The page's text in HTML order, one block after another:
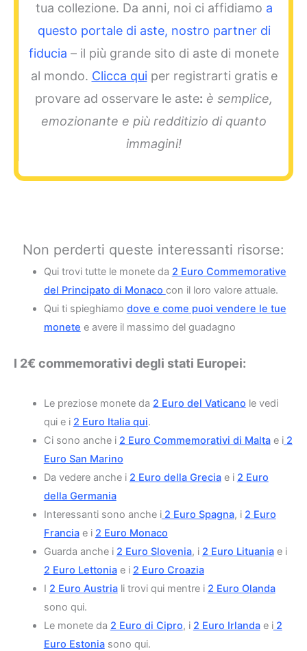
tua collezione. Da anni, noi ci affidiamo a
questo portale di aste, nostro partner di
fiducia – il più grande sito di aste di monete
al mondo. Clicca qui per registrarti gratis e
provare ad osservare le aste: è semplice,
emozionante e più redditizio di quanto
immagini!
Non perderti queste interessanti risorse:
Qui trovi tutte le monete da 2 Euro Commemorative
del Principato di Monaco con il loro valore attuale.
Qui ti spieghiamo dove e come puoi vendere le tue
monete e avere il massimo del guadagno
I 2€ commemorativi degli stati Europei:
Le preziose monete da 2 Euro del Vaticano le vedi
qui e i 2 Euro Italia qui.
Ci sono anche i 2 Euro Commemorativi di Maltae i2
Euro San Marino
Da vedere anche i 2 Euro della Greciae i 2 Euro
della Germania
Interessanti sono anche i2 Euro Spagna, i 2 Euro
Franciae i 2 Euro Monaco
Guarda anche i 2 Euro Slovenia, i 2 Euro Lituaniae i
2 Euro Lettoniae i 2 Euro Croazia
I 2 Euro Austriali trovi qui mentre i 2 Euro Olanda
sono qui.
Le monete da 2 Euro di Cipro, i 2 Euro Irlandae i2
Euro Estoniasono qui.